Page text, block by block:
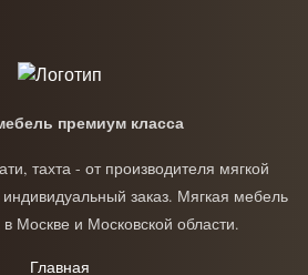
премиум класса
тахта - от производителя мягкой
заказ. Мягкая мебель
Москве и Московской области.
Главная